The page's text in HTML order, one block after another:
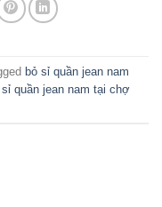
bỏ sỉ quần jean nam
sỉ quần jean nam tại chợ